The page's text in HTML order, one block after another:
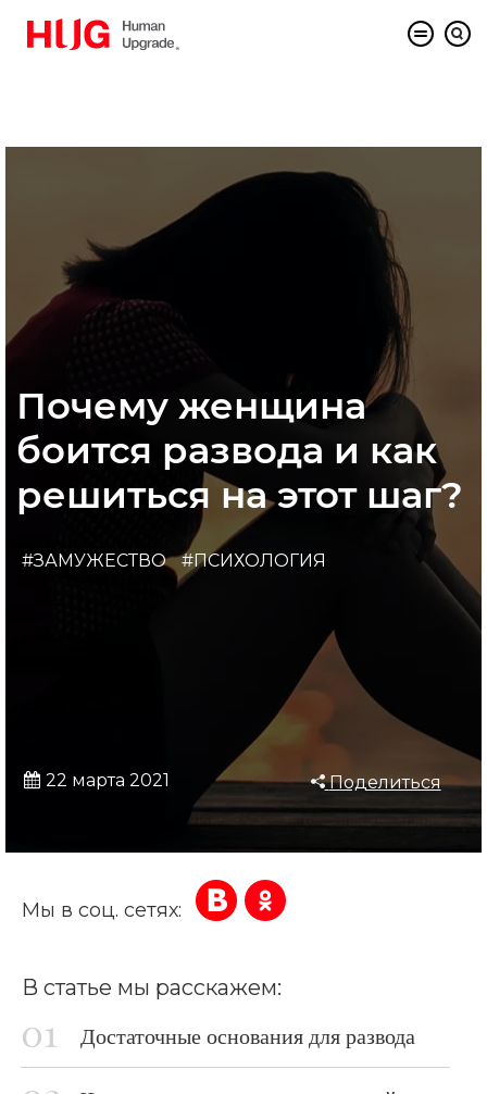
Почему женщина
боится развода и как
решиться на этот шаг?
#ЗАМУЖЕСТВО #ПСИХОЛОГИЯ
22 марта 2021 Поделиться
Мы в соц. сетях:
В статье мы расскажем:
Достаточные основания для развода